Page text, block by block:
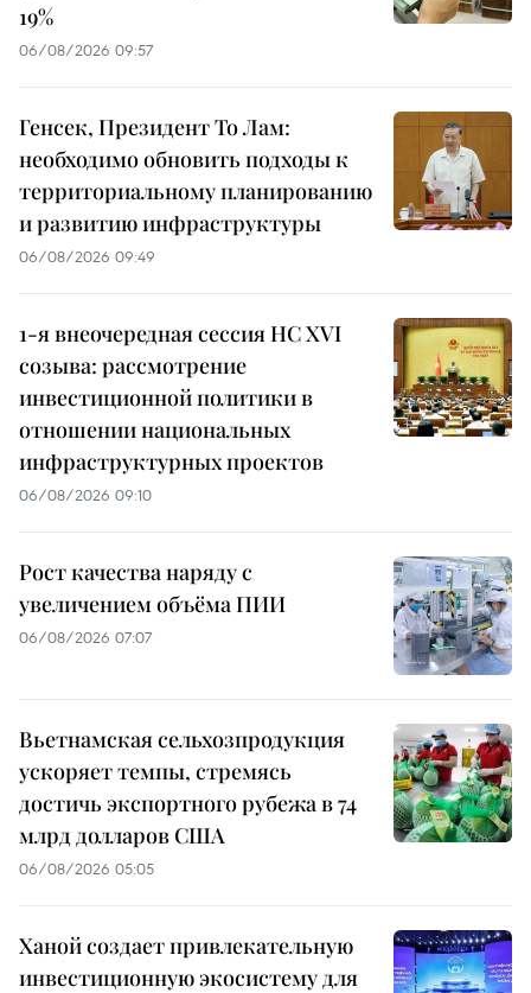
19%
06/08/2026 09:57
Генсек, Президент То Лам:
необходимо обновить подходы к
территориальному планированию
и развитию инфраструктуры
06/08/2026 09:49
1-я внеочередная сессия НС XVI
созыва: рассмотрение
инвестиционной политики в
отношении национальных
инфраструктурных проектов
06/08/2026 09:10
Рост качества наряду с
увеличением объёма ПИИ
06/08/2026 07:07
Вьетнамская сельхозпродукция
ускоряет темпы, стремясь
достичь экспортного рубежа в 74
млрд долларов США
06/08/2026 05:05
Ханой создает привлекательную
инвестиционную экосистему для